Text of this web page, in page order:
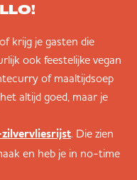
krijg je gasten die
ook feestelijke vegan
of maaltijdsoep
altijd goed, maar je
zilvervliesrijst. Die zien
en heb je in no-time